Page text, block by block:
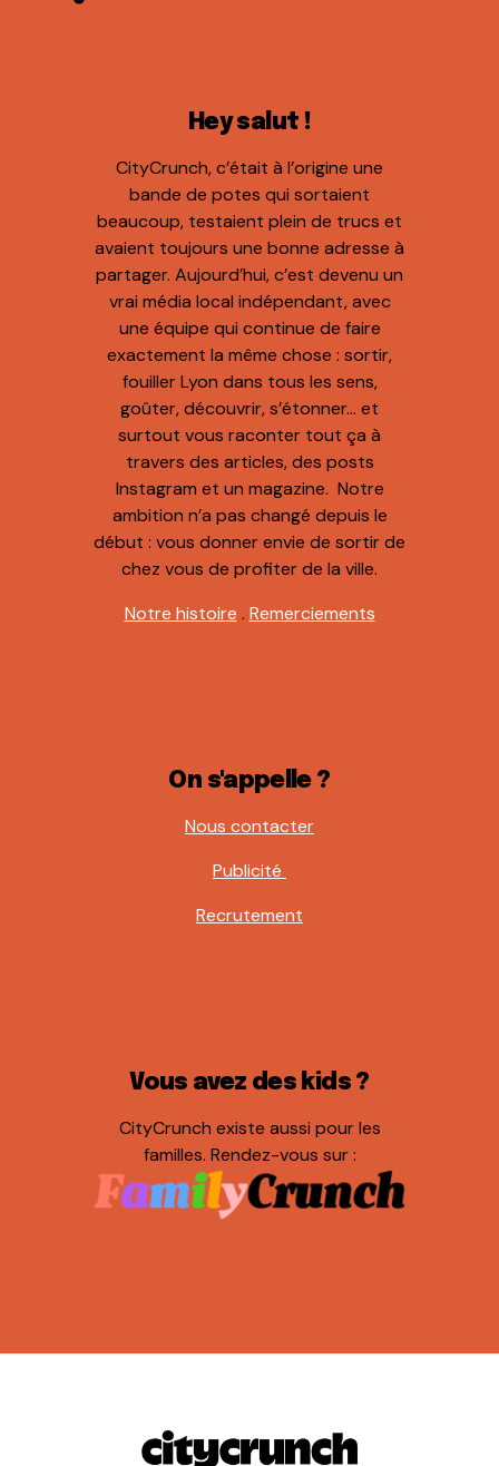
Hey salut !
CityCrunch, c’était à l’origine une
bande de potes qui sortaient
beaucoup, testaient plein de trucs et
avaient toujours une bonne adresse à
partager. Aujourd’hui, c’est devenu un
vrai média local indépendant, avec
une équipe qui continue de faire
exactement la même chose : sortir,
fouiller Lyon dans tous les sens,
goûter, découvrir, s’étonner… et
surtout vous raconter tout ça à
travers des articles, des posts
Instagram et un magazine. Notre
ambition n’a pas changé depuis le
début : vous donner envie de sortir de
chez vous de profiter de la ville.
Notre histoire . Remerciements
On s'appelle ?
Nous contacter
Publicité
Recrutement
Vous avez des kids ?
CityCrunch existe aussi pour les
familles. Rendez-vous sur :